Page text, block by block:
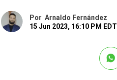
Por Arnaldo Fernández
15 Jun 2023, 16:10 PM EDT